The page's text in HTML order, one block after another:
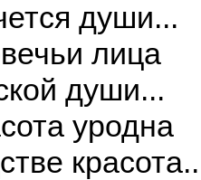
души...
лица
души...
уродна